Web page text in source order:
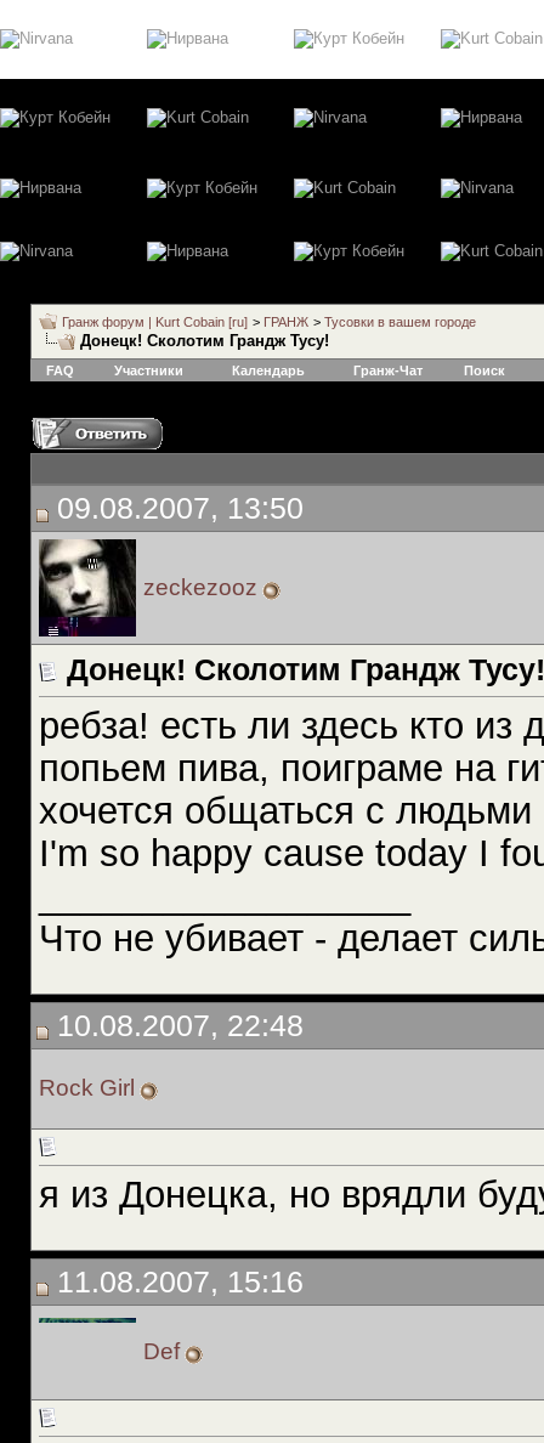
Гранж форум | Kurt Cobain [ru] > ГРАНЖ > Тусовки в вашем городе
Донецк! Сколотим Грандж Тусу!
FAQ Участники Календарь Гранж-Чат Поиск
09.08.2007, 13:50
zeckezooz
Донецк! Сколотим Грандж Тусу!
ребза! есть ли здесь кто из
попьем пива, поиграме на
хочется общаться с людьми
I'm so happy cause today I
Что не убивает - делает
10.08.2007, 22:48
Rock Girl
я из Донецка, но врядли
11.08.2007, 15:16
Def